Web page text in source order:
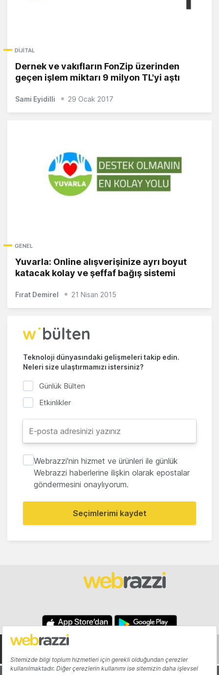
DIJITAL
Dernek ve vakıfların FonZip üzerinden
geçen işlem miktarı 9 milyon TL'yi aştı
Sami Eyidilli 29 Ocak 2017
GENEL
Yuvarla: Online alışverişinize ayrı boyut
katacak kolay ve şeffaf bağış sistemi
Fırat Demirel 21 Nisan 2015
Teknoloji dünyasındaki gelişmeleri takip edin.
Neleri size ulaştırmamızı istersiniz?
Günlük Bülten
Etkinlikler
Webrazzi'nin hizmet ve ürünleri ile günlük
Webrazzi haberlerine ilişkin olarak epostalar
göndermesini onaylıyorum.
Seçimlerimi kaydet